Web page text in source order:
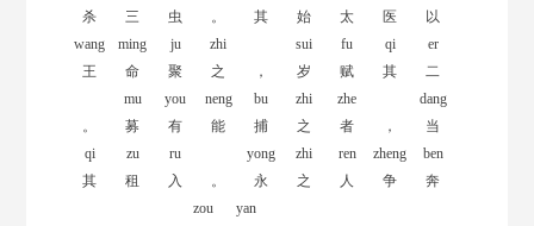
杀 三 虫 。 其 始 太 医
以
wang
王
ming
命
ju
聚
zhi
之
，
sui
岁
fu
赋
qi
其
er
二
。
mu
募
you
有
neng
能
bu
捕
zhi
之
zhe
者
，
dang
当
qi
其
zu
租
ru
入
。
yong
永
zhi
之
ren
人
zheng
争
ben
奔
zou
yan